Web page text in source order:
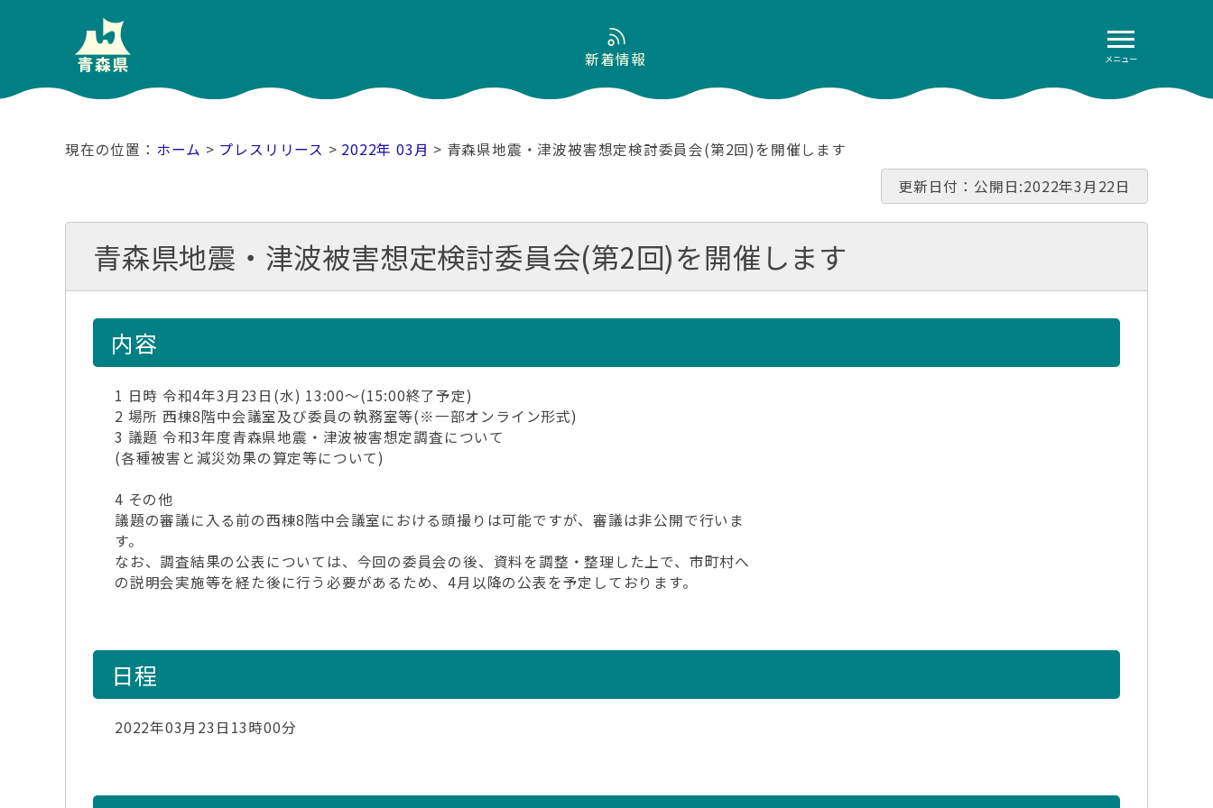
メニュー
新着情報
ホーム > プレスリリース > 2022年 03月 > 青森県地震・津波被害想定検討委員会(第2回)を開催します
更新日付：公開日:2022年3月22日
青森県地震・津波被害想定検討委員会(第2回)を開催します
内容
1 日時 令和4年3月23日(水) 13:00～(15:00終了予定)
2 場所 西棟8階中会議室及び委員の執務室等(※一部オンライン形式)
3 議題 令和3年度青森県地震・津波被害想定調査について
(各種被害と減災効果の算定等について)
4 その他
議題の審議に入る前の西棟8階中会議室における頭撮りは可能ですが、審議は非公開で行いま
す。
なお、調査結果の公表については、今回の委員会の後、資料を調整・整理した上で、市町村へ
の説明会実施等を経た後に行う必要があるため、4月以降の公表を予定しております。
日程
2022年03月23日13時00分